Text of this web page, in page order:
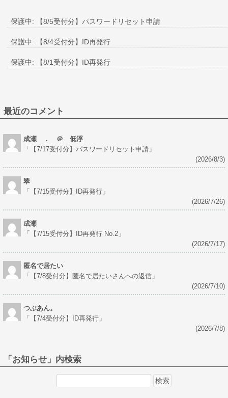
保護中: 【8/5受付分】パスワードリセット申請
保護中: 【8/4受付分】ID再発行
保護中: 【8/1受付分】ID再発行
最近のコメント
成瀬 ． ＠ 低浮
「
【7/17受付分】パスワードリセット申請 」
(2026/8/3)
翠
「
【7/15受付分】ID再発行 」
(2026/7/26)
成瀬
「
【7/15受付分】ID再発行 No.2 」
(2026/7/17)
匿名で居たい
「
【7/8受付分】匿名で居たいさんへの返信 」
(2026/7/10)
つぶあん。
「
【7/4受付分】ID再発行 」
(2026/7/8)
「お知らせ」内検索